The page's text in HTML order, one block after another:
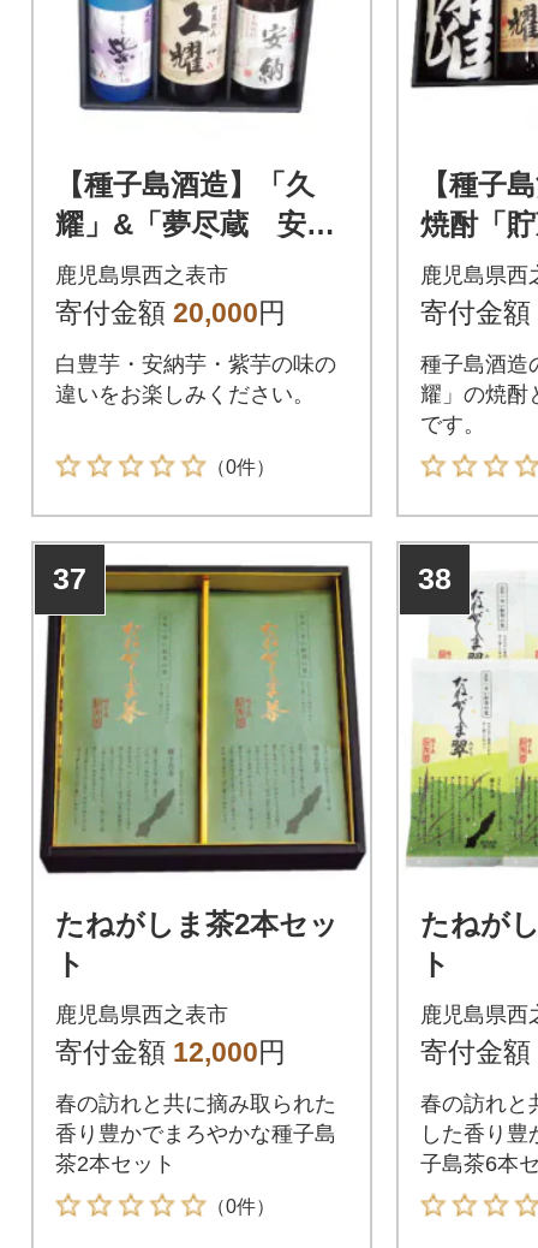
【種子島酒造】「久
耀」&「夢尽蔵 安
納」&「紫(ゆかり)」
(25度) 飲み比べセッ
鹿児島県西之表市
寄付金額 20,000円
白豊芋・安納芋・紫芋の味の
違いをお楽しみください。
（0件）
【種子
焼酎「
耀」
「久耀
鹿児島県西
寄付金額
種子島酒造
耀」の焼酎
です。
37
たねがしま茶2本セッ
ト
鹿児島県西之表市
寄付金額 12,000円
春の訪れと共に摘み取られた
香り豊かでまろやかな種子島
茶2本セット
（0件）
38
たねが
ト
鹿児島県西
寄付金額
春の訪れと
した香り豊
子島茶6本